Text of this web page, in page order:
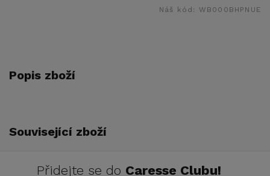
Náš kód: WB000BHPNUE
Popis zboží
Související zboží
Přidejte se do Caresse Clubu!